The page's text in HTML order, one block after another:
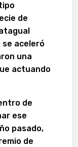
de
se aceleró
una
actuando
de
ese
pasado,
de